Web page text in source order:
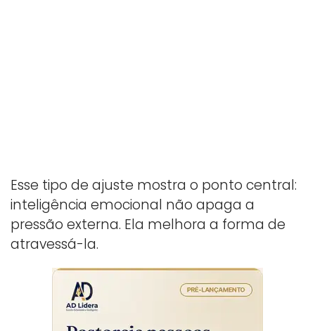
Esse tipo de ajuste mostra o ponto central:
inteligência emocional não apaga a
pressão externa. Ela melhora a forma de
atravessá-la.